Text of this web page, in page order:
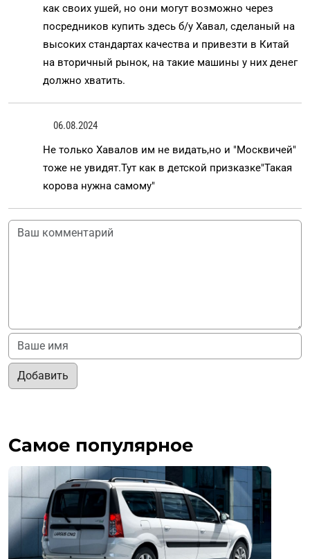
как своих ушей, но они могут возможно через
посредников купить здесь б/у Хавал, сделаный на
высоких стандартах качества и привезти в Китай
на вторичный рынок, на такие машины у них денег
должно хватить.
06.08.2024
Не только Хавалов им не видать,но и "Москвичей"
тоже не увидят.Тут как в детской призказке"Такая
корова нужна самому"
Добавить
Самое популярное